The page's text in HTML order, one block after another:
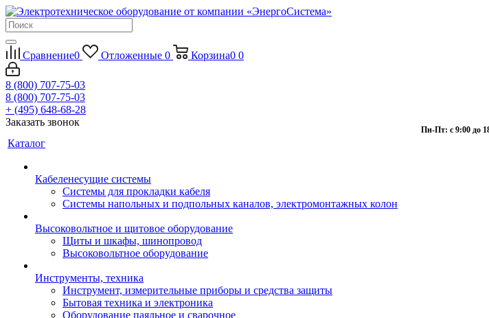
Сравнение0 Отложенные 0 Корзина0 0
8 (800) 707-75-03
8 (800) 707-75-03
+ (495) 648-68-28
Заказать звонок
Пн-Пт: с 9:00 до
Каталог
Кабеленесущие системы
Системы для прокладки кабеля
Системы напольных и подпольных каналов, электромонтажных колон
Высоковольтное и щитовое оборудование
Щиты и шкафы, шинопровод
Высоковольтное оборудование
Инструменты, техника
Инструмент, измерительные приборы и средства защиты
Бытовая техника и электроника
Оборудование паяльное и сварочное